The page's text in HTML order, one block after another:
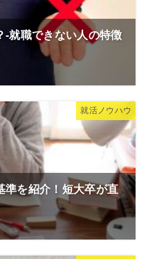
-就職できない人の特徴
就活ノウハウ
準を紹介！短大卒が直